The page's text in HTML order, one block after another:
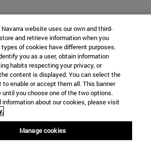
website uses our own and third-
and retrieve information when you
of cookies have different purposes.
you as a user, obtain information
habits respecting your privacy, or
content is displayed. You can select the
enable or accept them all. This banner
you choose one of the two options.
information about our cookies, please visit
Manage cookies